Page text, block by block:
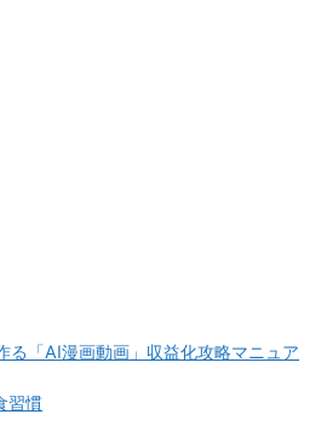
る「AI漫画動画」収益化攻略マニュア
習慣